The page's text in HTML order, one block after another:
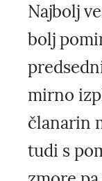
Najbolj
bolj
mirno
članarin
tudi s